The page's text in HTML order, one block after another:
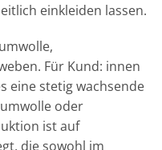
einkleiden lassen.
Für Kund: innen
eine stetig wachsende
oder
ist auf
die sowohl im